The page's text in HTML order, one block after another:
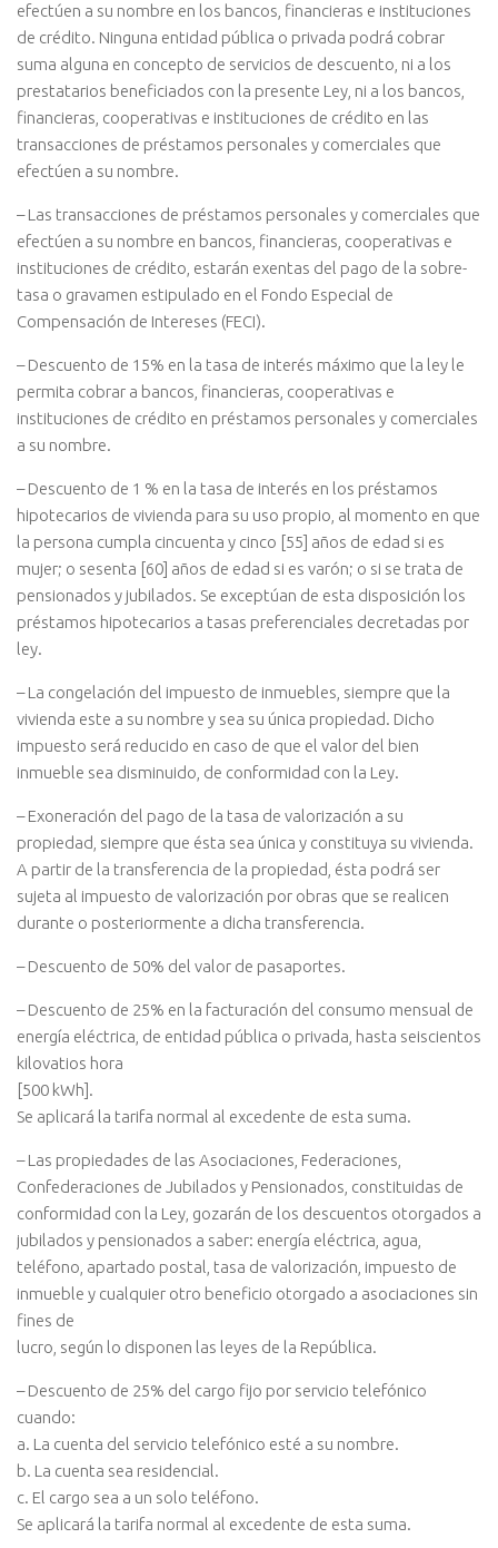
efectúen a su nombre en los bancos, financieras e instituciones
de crédito. Ninguna entidad pública o privada podrá cobrar
suma alguna en concepto de servicios de descuento, ni a los
prestatarios beneficiados con la presente Ley, ni a los bancos,
financieras, cooperativas e instituciones de crédito en las
transacciones de préstamos personales y comerciales que
efectúen a su nombre.
– Las transacciones de préstamos personales y comerciales que
efectúen a su nombre en bancos, financieras, cooperativas e
instituciones de crédito, estarán exentas del pago de la sobre-
tasa o gravamen estipulado en el Fondo Especial de
Compensación de Intereses (FECI).
– Descuento de 15% en la tasa de interés máximo que la ley le
permita cobrar a bancos, financieras, cooperativas e
instituciones de crédito en préstamos personales y comerciales
a su nombre.
– Descuento de 1 % en la tasa de interés en los préstamos
hipotecarios de vivienda para su uso propio, al momento en que
la persona cumpla cincuenta y cinco [55] años de edad si es
mujer; o sesenta [60] años de edad si es varón; o si se trata de
pensionados y jubilados. Se exceptúan de esta disposición los
préstamos hipotecarios a tasas preferenciales decretadas por
ley.
– La congelación del impuesto de inmuebles, siempre que la
vivienda este a su nombre y sea su única propiedad. Dicho
impuesto será reducido en caso de que el valor del bien
inmueble sea disminuido, de conformidad con la Ley.
– Exoneración del pago de la tasa de valorización a su
propiedad, siempre que ésta sea única y constituya su vivienda.
A partir de la transferencia de la propiedad, ésta podrá ser
sujeta al impuesto de valorización por obras que se realicen
durante o posteriormente a dicha transferencia.
– Descuento de 50% del valor de pasaportes.
– Descuento de 25% en la facturación del consumo mensual de
energía eléctrica, de entidad pública o privada, hasta seiscientos
kilovatios hora
[500 kWh].
Se aplicará la tarifa normal al excedente de esta suma.
– Las propiedades de las Asociaciones, Federaciones,
Confederaciones de Jubilados y Pensionados, constituidas de
conformidad con la Ley, gozarán de los descuentos otorgados a
jubilados y pensionados a saber: energía eléctrica, agua,
teléfono, apartado postal, tasa de valorización, impuesto de
inmueble y cualquier otro beneficio otorgado a asociaciones sin
fines de
lucro, según lo disponen las leyes de la República.
– Descuento de 25% del cargo fijo por servicio telefónico
cuando:
a. La cuenta del servicio telefónico esté a su nombre.
b. La cuenta sea residencial.
c. El cargo sea a un solo teléfono.
Se aplicará la tarifa normal al excedente de esta suma.